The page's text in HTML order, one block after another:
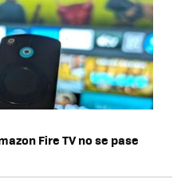
Fire TV no se pase